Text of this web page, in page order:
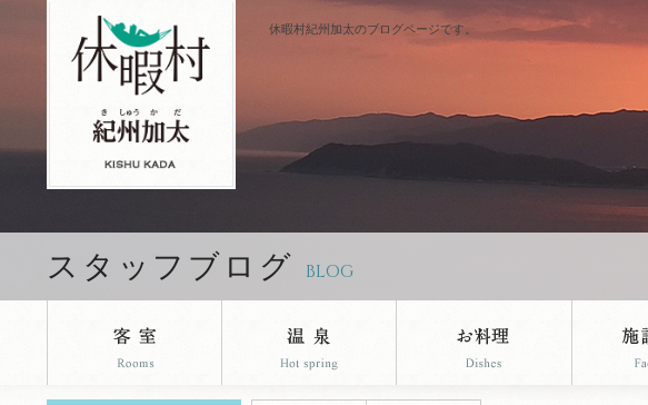
休暇村紀州加太のブログページです。
スタッフブログ BLOG